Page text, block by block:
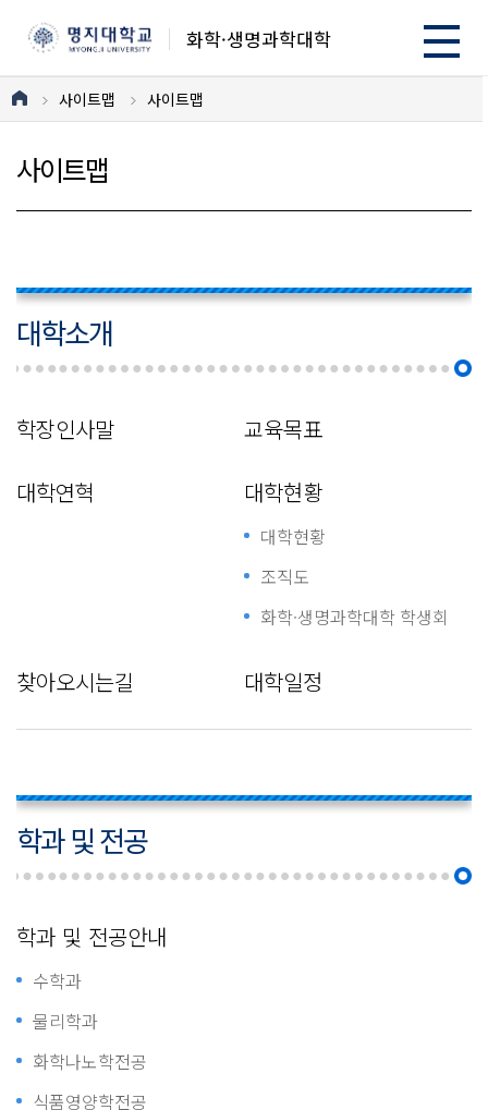
화학·생명과학대학
사이트맵 사이트맵
사이트맵
대학소개
학장인사말
교육목표
대학연혁
대학현황
대학현황
조직도
화학·생명과학대학 학생회
찾아오시는길 대학일정
학과 및 전공
학과 및 전공안내
수학과
물리학과
화학나노학전공
식품영양학전공